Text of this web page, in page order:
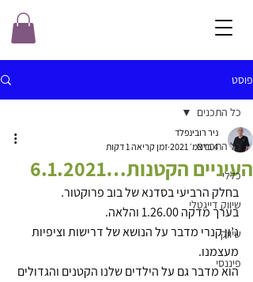
פוסט
כל התכנים
כללי
שיווק דייגטלי
שיווק
פיננסי
כל התכנים
העיניים הקטנות…6.1.2021
ניר רובינפלד
4 בדצמ׳ 2021
זמן קריאה 1 דקות
בחלק הרביעי בסדנא של בוב פרוקטור.
בערך מדקה 1.26.00 והלאה.
ג’ון קנרי מדבר על הנושא של דרישות וציפיות
מעצמנו.
הוא מדבר גם על הילדים שלנו הקטנים והגדולים